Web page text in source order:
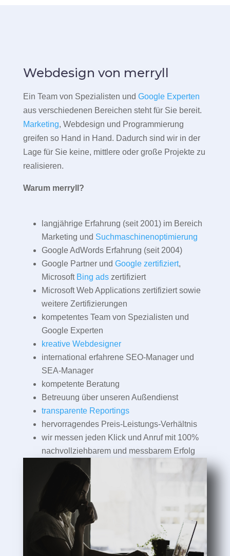
Webdesign von merryll
Ein Team von Spezialisten und Google Experten
aus verschiedenen Bereichen steht für Sie bereit.
Marketing, Webdesign und Programmierung
greifen so Hand in Hand. Dadurch sind wir in der
Lage für Sie keine, mittlere oder große Projekte zu
realisieren.
Warum merryll?
langjährige Erfahrung (seit 2001) im Bereich
Marketing und Suchmaschinenoptimierung
Google AdWords Erfahrung (seit 2004)
Google Partner und Google zertifiziert,
Microsoft Bing adszertifiziert
Microsoft Web Applications zertifiziert sowie
weitere Zertifizierungen
kompetentes Team von Spezialisten und
Google Experten
kreative Webdesigner
international erfahrene SEO-Manager und
SEA-Manager
kompetente Beratung
Betreuung über unseren Außendienst
transparente Reportings
hervorragendes Preis-Leistungs-Verhältnis
wir messen jeden Klick und Anruf mit 100%
nachvollziehbarem und messbarem Erfolg